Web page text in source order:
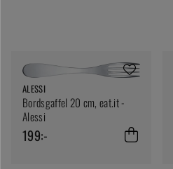
ALESSI
Bordsgaffel 20 cm, eat.it -
Alessi
199:-